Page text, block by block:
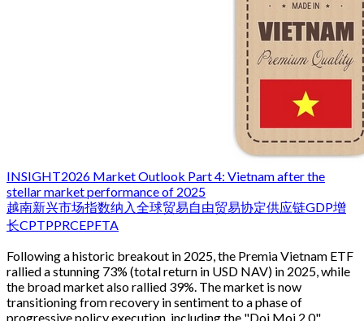
INSIGHT2026 Market Outlook Part 4: Vietnam after the
stellar market performance of 2025
越南新兴市场指数纳入 全球贸易自由贸易协定供应链GDP增
长CPTPPRCEPFTA
Following a historic breakout in 2025, the Premia Vietnam ETF
rallied a stunning 73% (total return in USD NAV) in 2025, while
the broad market also rallied 39%. The market is now
transitioning from recovery in sentiment to a phase of
progressive policy execution, including the "Doi Moi 2.0"